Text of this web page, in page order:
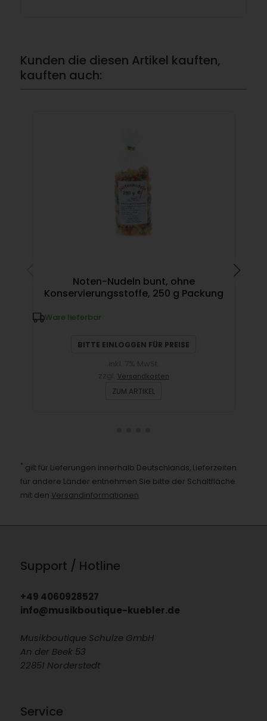
Kunden die diesen Artikel kauften,
kauften auch:
Noten-Nudeln bunt, ohne
Konservierungsstoffe, 250 g Packung
Ware lieferbar
BITTE EINLOGGEN FÜR PREISE
Versandkosten
ZUM ARTIKEL
* gilt für Lieferungen innerhalb Deutschlands, Lieferzeiten
für andere Länder entnehmen Sie bitte der Schaltfläche
mit den Versandinformationen
Support / Hotline
+49 4060928527
info@musikboutique-kuebler.de
Musikboutique Schulze GmbH
An der Beek 53
22851 Norderstedt
Service